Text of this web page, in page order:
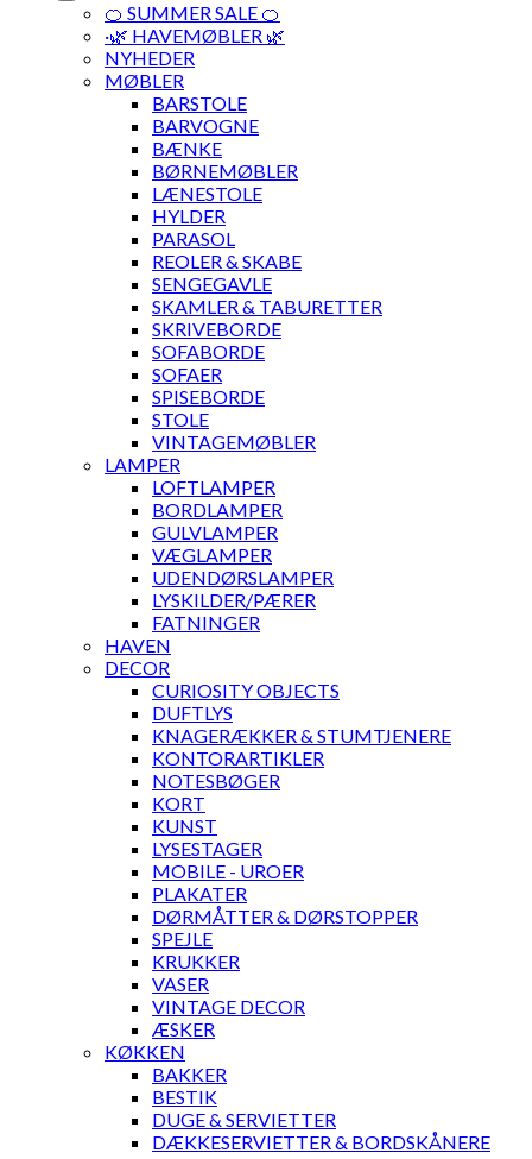
🍊 SUMMER SALE 🍊
·🌿 HAVEMØBLER 🌿
NYHEDER
MØBLER
BARSTOLE
BARVOGNE
BÆNKE
BØRNEMØBLER
LÆNESTOLE
HYLDER
PARASOL
REOLER & SKABE
SENGEGAVLE
SKAMLER & TABURETTER
SKRIVEBORDE
SOFABORDE
SOFAER
SPISEBORDE
STOLE
VINTAGEMØBLER
LAMPER
LOFTLAMPER
BORDLAMPER
GULVLAMPER
VÆGLAMPER
UDENDØRSLAMPER
LYSKILDER/PÆRER
FATNINGER
HAVEN
DECOR
CURIOSITY OBJECTS
DUFTLYS
KNAGERÆKKER & STUMTJENERE
KONTORARTIKLER
NOTESBØGER
KORT
KUNST
LYSESTAGER
MOBILE - UROER
PLAKATER
DØRMÅTTER & DØRSTOPPER
SPEJLE
KRUKKER
VASER
VINTAGE DECOR
ÆSKER
KØKKEN
BAKKER
BESTIK
DUGE & SERVIETTER
DÆKKESERVIETTER & BORDSKÅNERE